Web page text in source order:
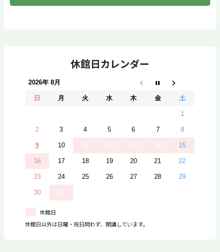
休館日カレンダー
2026年 8月
日 月 火 水 木 金 土
1
2 3 4 5 6 7 8
9 10 15
16 17 18 19 20 21 22
23 24 25 26 27 28 29
30
休館日
休館日以外は日曜・祝日問わず、開講しています。